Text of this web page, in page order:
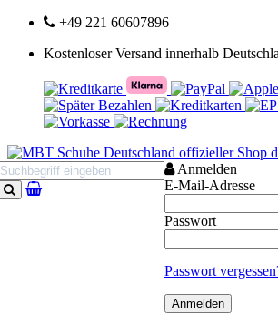
+49 221 60607896
Kostenloser Versand innerhalb
Suchen
Anmelden
E-Mail-Adresse
Passwort
Passwort